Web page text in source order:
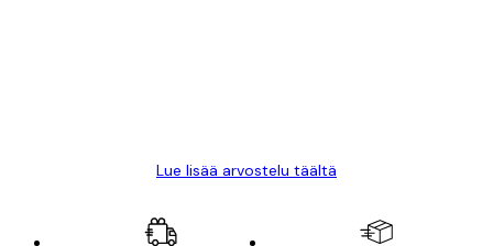
Lue lisää arvostelu täältä